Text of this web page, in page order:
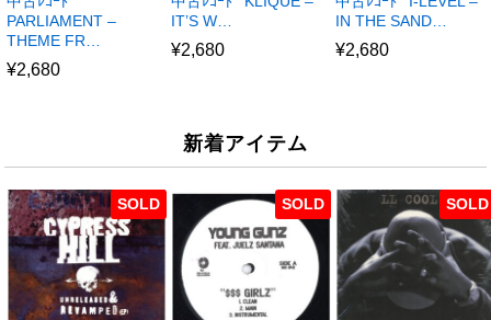
PARLIAMENT –
THEME FR…
¥2,680
IT’S W…
¥2,680
IN THE SAND…
¥2,680
新着アイテム
SOLD SOLD SOLD